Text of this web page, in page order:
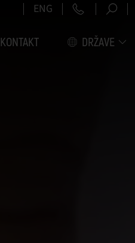
ENG +381 11
KONTAKT DRŽAVE